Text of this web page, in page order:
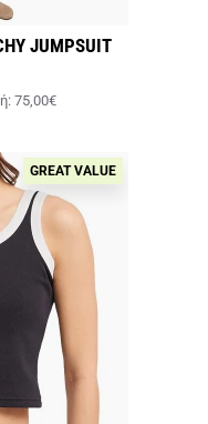
JUMPSUIT
75,00€
GREAT VALUE